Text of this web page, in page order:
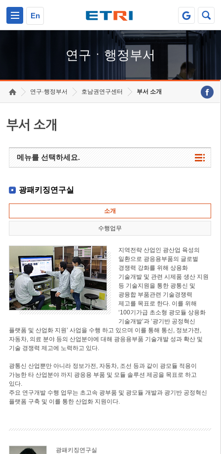
En
연구ㆍ행정부서
연구·행정부서 호남권연구센터 부서 소개
부서 소개
메뉴를 선택하세요.
광패키징연구실
소개
수행업무
지역전략 산업인 광산업 육성의
일환으로 광응용부품의 글로벌
경쟁력 강화를 위해 상용화
기술개발 및 관련 시제품 생산 지원
등 기술지원을 통한 광통신 및
광융합 부품관련 기술경쟁력
제고를 목표로 한다. 이를 위해
‘100기가급 초소형 광모듈 상용화
기술개발’과 ‘광기반 공정혁신
플랫폼 및 산업화 지원’ 사업을 수행 하고 있으며 이를 통해 통신, 정보가전,
자동차, 의료 분야 등의 산업분야에 대해 광응용부품 기술개발 성과 확산 및
기술 경쟁력 제고에 노력하고 있다.
광통신 산업뿐만 아니라 정보가전, 자동차, 조선 등과 같이 광모듈 적용이
가능한 타 산업분야 까지 광응용 부품 및 모듈 솔루션 제공을 목표로 하고
있다.
주요 연구개발 수행 업무는 초고속 광부품 및 광모듈 개발과 광기반 공정혁신
플랫폼 구축 및 이를 통한 산업화 지원이다.
광패키징연구실